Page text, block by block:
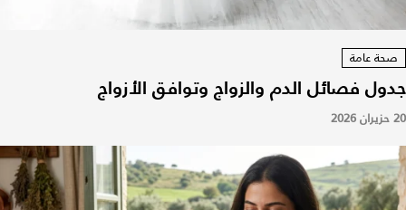
صحة عامة
جدول فصائل الدم والزواج وتوافق الأزواج
20 حزيران 2026